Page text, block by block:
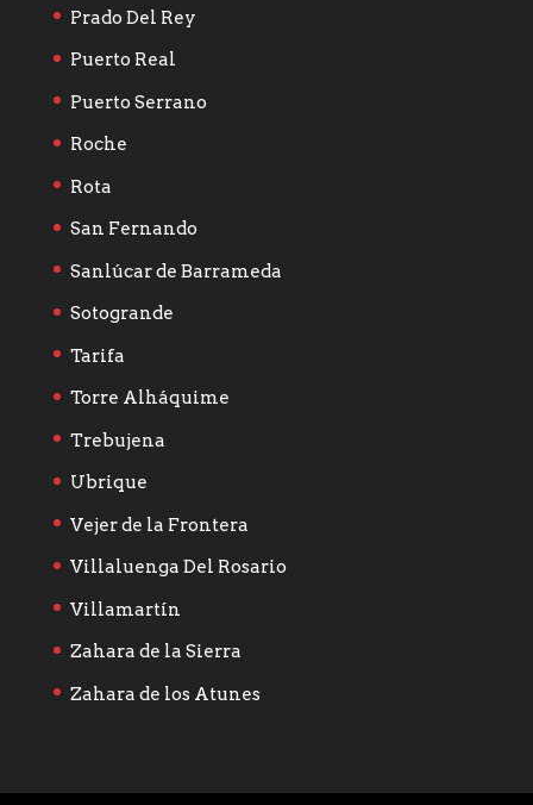
Prado Del Rey
Puerto Real
Puerto Serrano
Roche
Rota
San Fernando
Sanlúcar de Barrameda
Sotogrande
Tarifa
Torre Alháquime
Trebujena
Ubrique
Vejer de la Frontera
Villaluenga Del Rosario
Villamartín
Zahara de la Sierra
Zahara de los Atunes